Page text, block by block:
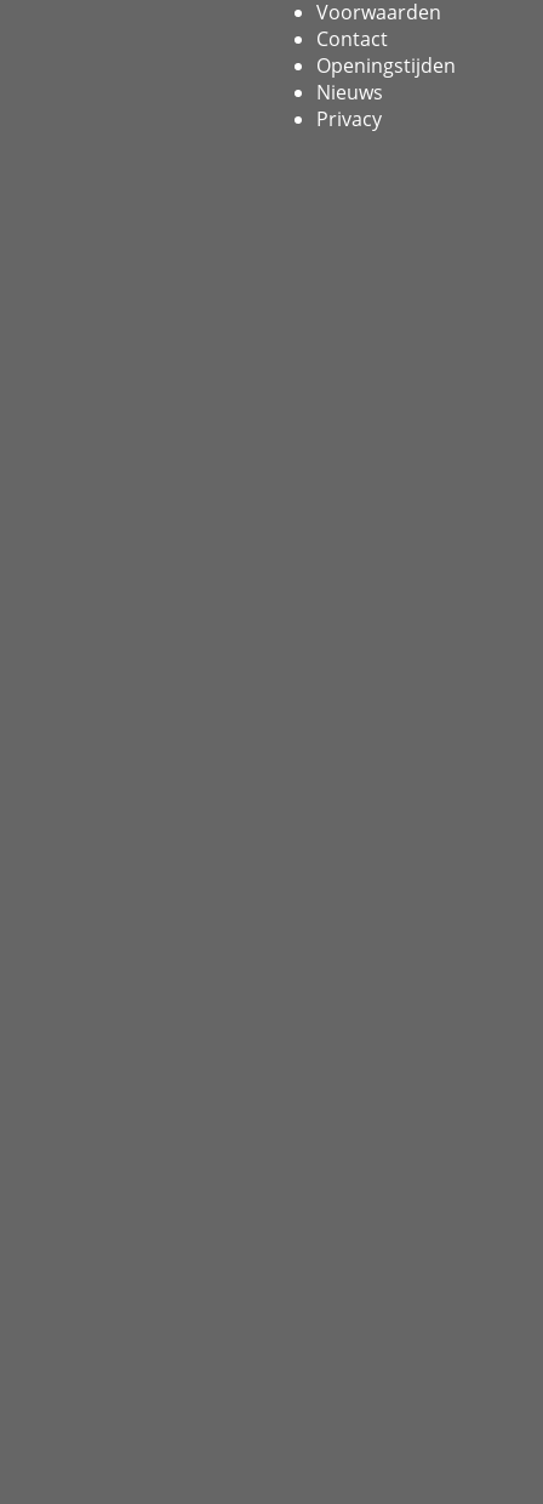
Voorwaarden
Contact
Openingstijden
Nieuws
Privacy